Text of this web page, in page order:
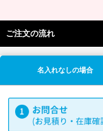
ご注文の流れ
名入れなしの場合